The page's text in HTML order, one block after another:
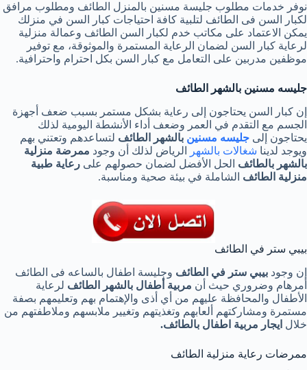
نوفر خدمات مطلوب جليسة مسنين بالمنزل الطائف ومطلوب مرافق
لكبار السن فى الطائف لتلبية كافة احتياجات كبار السن في منزلك
يمكن الاعتماد على مكاتب خدم لكبار السن الطائف وعمالة منزلية
لرعاية كبار السن لضمان الرعاية المستمرة والموثوقة، مع توفير
موظفين مدربين على التعامل مع كبار السن بكل احترام واحترافية.
جليسه مسنين بالشهر الطائف
إن كبار السن يحتاجون إلى رعاية بشكل مستمر بسبب ضعف أجهزة
الجسم مع التقدم في العمر وضعف أداء الأنشطة اليومية لذلك
يحتاجون إلى جليسه مسنين بالشهر الطائف لتساعدهم وتعتني بهم
ويوجد لدينا شغالات بالشهر الرياض لذلك أن وجود ممرضة منزلية
بالشهر بالطائف الحل الأفضل لضمان حصولهم على رعاية طبية
منزلية الطائف الشاملة في بيئة صحية ومناسبة.
بيبي ستر في الطائف
إن وجود بيبي ستر في الطائف وجليسة اطفال بالساعه فى الطائف
أمرهام وضروري حيث أن مربية أطفال بالشهر الطائف لرعاية
الأطفال والمحافظة عليهم من أي أذى والإهتمام بهم وتعليمهم بصفة
مستمرة ومشاركتهم ألعابهم وتغذيتهم وتغيير ملابسهم وملاطفتهم من
خلال ايجار مربية اطفال بالطائف.
ممرضات رعاية منزلية الطائف